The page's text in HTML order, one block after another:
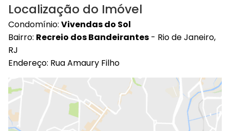
Localização do Imóvel
Condomínio: Vivendas do Sol
Bairro: Recreio dos Bandeirantes - Rio de Janeiro,
RJ
Endereço: Rua Amaury Filho